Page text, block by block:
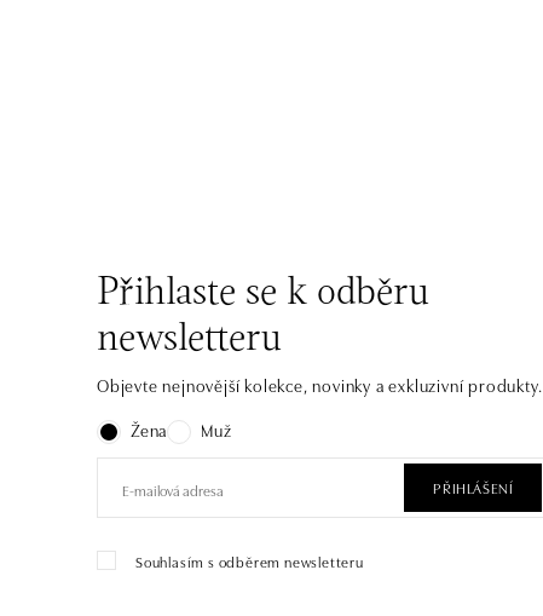
Přihlaste se k odběru
newsletteru
Objevte nejnovější kolekce, novinky a exkluzivní produkty.
Žena
Muž
PŘIHLÁŠENÍ
Souhlasím s odběrem newsletteru